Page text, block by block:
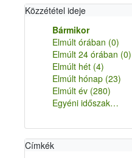
Közzététel ideje
Bármikor
Elmúlt órában (0)
Elmúlt 24 órában (0)
Elmúlt hét (4)
Elmúlt hónap (23)
Elmúlt év (280)
Egyéni időszak…
Címkék